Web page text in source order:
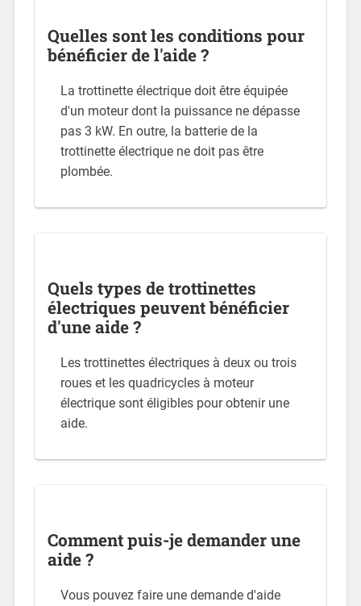
Quelles sont les conditions pour
bénéficier de l'aide ?
La trottinette électrique doit être équipée
d'un moteur dont la puissance ne dépasse
pas 3 kW. En outre, la batterie de la
trottinette électrique ne doit pas être
plombée.
Quels types de trottinettes
électriques peuvent bénéficier
d'une aide ?
Les trottinettes électriques à deux ou trois
roues et les quadricycles à moteur
électrique sont éligibles pour obtenir une
aide.
Comment puis-je demander une
aide ?
Vous pouvez faire une demande d'aide